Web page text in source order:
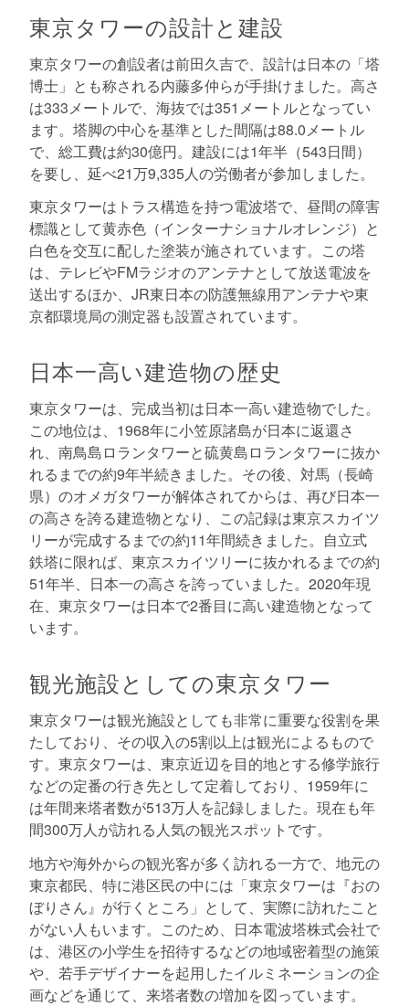
東京タワーの設計と建設
東京タワーの創設者は前田久吉で、設計は日本の「塔
博士」とも称される内藤多仲らが手掛けました。高さ
は333メートルで、海抜では351メートルとなってい
ます。塔脚の中心を基準とした間隔は88.0メートル
で、総工費は約30億円。建設には1年半（543日間）
を要し、延べ21万9,335人の労働者が参加しました。
東京タワーはトラス構造を持つ電波塔で、昼間の障害
標識として黄赤色（インターナショナルオレンジ）と
白色を交互に配した塗装が施されています。この塔
は、テレビやFMラジオのアンテナとして放送電波を
送出するほか、JR東日本の防護無線用アンテナや東
京都環境局の測定器も設置されています。
日本一高い建造物の歴史
東京タワーは、完成当初は日本一高い建造物でした。
この地位は、1968年に小笠原諸島が日本に返還さ
れ、南鳥島ロランタワーと硫黄島ロランタワーに抜か
れるまでの約9年半続きました。その後、対馬（長崎
県）のオメガタワーが解体されてからは、再び日本一
の高さを誇る建造物となり、この記録は東京スカイツ
リーが完成するまでの約11年間続きました。自立式
鉄塔に限れば、東京スカイツリーに抜かれるまでの約
51年半、日本一の高さを誇っていました。2020年現
在、東京タワーは日本で2番目に高い建造物となって
います。
観光施設としての東京タワー
東京タワーは観光施設としても非常に重要な役割を果
たしており、その収入の5割以上は観光によるもので
す。東京タワーは、東京近辺を目的地とする修学旅行
などの定番の行き先として定着しており、1959年に
は年間来塔者数が513万人を記録しました。現在も年
間300万人が訪れる人気の観光スポットです。
地方や海外からの観光客が多く訪れる一方で、地元の
東京都民、特に港区民の中には「東京タワーは『おの
ぼりさん』が行くところ」として、実際に訪れたこと
がない人もいます。このため、日本電波塔株式会社で
は、港区の小学生を招待するなどの地域密着型の施策
や、若手デザイナーを起用したイルミネーションの企
画などを通じて、来塔者数の増加を図っています。